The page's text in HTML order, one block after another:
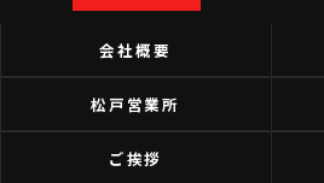
会社概要
松戸営業所
ご挨拶